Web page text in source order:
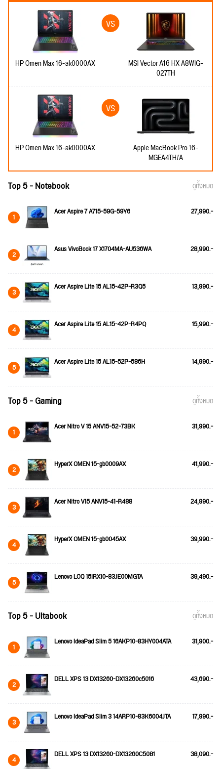
HP Omen Max 16-ak0000AX MSI Vector A16 HX A8WIG-
027TH
HP Omen Max 16-ak0000AX Apple MacBook Pro 16-
MGEA4TH/A
Top 5 - Notebook ดูทั้งหมด
1 Acer Aspire 7 A715-59G-59Y6 27,990.-
2 Asus VivoBook 17 X1704MA-AU536WA 28,990.-
3 Acer Aspire Lite 15 AL15-42P-R3Q5 13,990.-
4 Acer Aspire Lite 15 AL15-42P-R4PQ 15,990.-
5 Acer Aspire Lite 15 AL15-52P-586H 14,990.-
Top 5 - Gaming ดูทั้งหมด
1 Acer Nitro V 15 ANV15-52-73BK 31,990.-
2 HyperX OMEN 15-gb0009AX 41,990.-
3 Acer Nitro V15 ANV15-41-R488 24,990.-
4 HyperX OMEN 15-gb0045AX 39,990.-
5 Lenovo LOQ 15IRX10-83JE00MGTA 39,490.-
Top 5 - Ultabook ดูทั้งหมด
1 Lenovo IdeaPad Slim 5 16AKP10-83HY004ATA 31,900.-
2 DELL XPS 13 DX13260-DX13260c5016 43,690.-
3 Lenovo IdeaPad Slim 3 14ARP10-83K6004JTA 17,990.-
4 DELL XPS 13 DX13260-DX13260C5081 38,090.-